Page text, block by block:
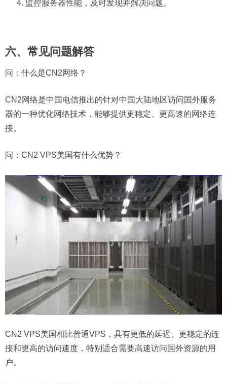
监控服务器性能，及时发现并解决问题。
六、常见问题解答
问： 什么是CN2网络？
CN2网络是中国电信推出的针对中国大陆地区访问国外服务
器的一种优化网络技术，能够提供更稳定、更高速的网络连
接。
问： CN2 VPS美国有什么优势？
CN2 VPS美国相比普通VPS，具有更低的延迟、更稳定的连
接和更高的访问速度，特别适合需要高速访问国外资源的用
户。